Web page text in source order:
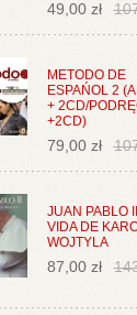
49,00 zł
METODO DE
ESPAŃOL 2
+ 2CD/
+2CD)
79,00 zł
JUAN PABLO
VIDA DE
WOJTYLA
87,00 zł